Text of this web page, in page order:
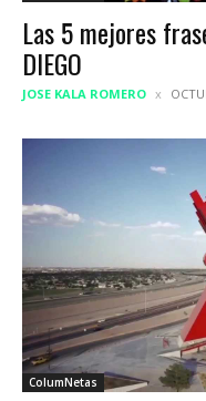
Las 5 mejores
DIEGO
JOSE KALA ROMERO
ColumNetas